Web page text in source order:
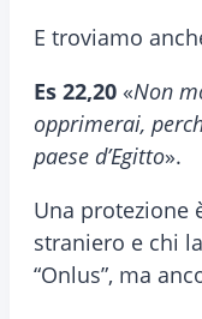
E troviamo
Es 22,20 «Non
opprimerai,
paese d’Egitto».
Una protezione
straniero e chi
“Onlus”, ma